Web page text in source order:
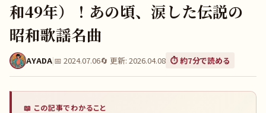
和49年）！あの頃、涙した伝説の
昭和歌謡名曲
AYADA|📅 2024.07.06🔄 更新: 2026.04.08 ⏱️ 約7分で読める
📖 この記事でわかること